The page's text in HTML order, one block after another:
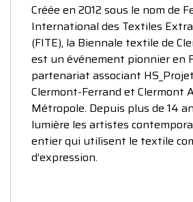
Créée en 2012 sous le nom de
International des Textiles
(FITE), la Biennale textile de
est un événement pionnier en
partenariat associant
Clermont-Ferrand et Clermont
Métropole. Depuis plus de 14
lumière les artistes
entier qui utilisent le textile
d’expression.